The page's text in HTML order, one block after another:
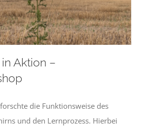
Aktion –
die Funktionsweise des
und den Lernprozess. Hierbei